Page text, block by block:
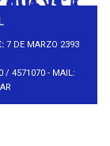
7 DE MARZO 2393
/ 4571070 - MAIL: